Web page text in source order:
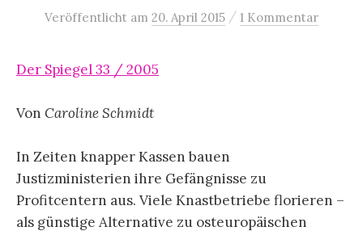
Veröffentlicht am 20. April 2015 / 1 Kommentar
Der Spiegel 33 / 2005
Von Caroline Schmidt
In Zeiten knapper Kassen bauen
Justizministerien ihre Gefängnisse zu
Profitcentern aus. Viele Knastbetriebe florieren –
als günstige Alternative zu osteuropäischen